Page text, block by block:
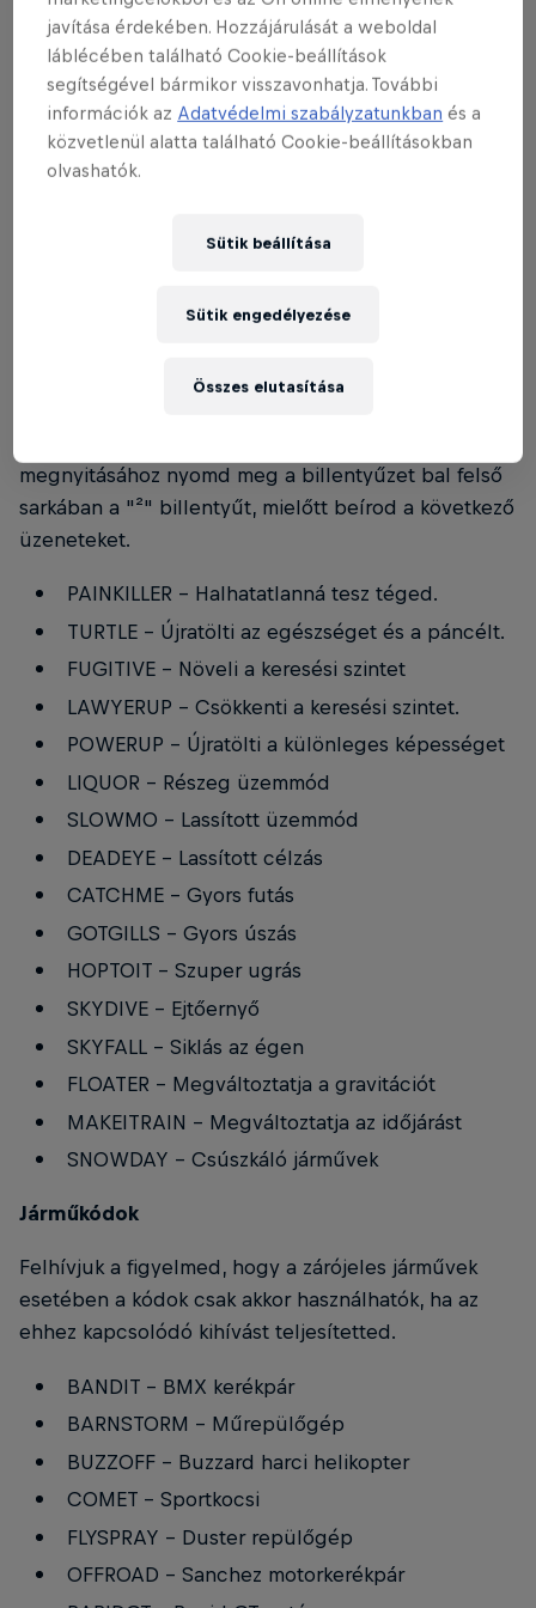
csokorba gyűjtöttünk. Mielőtt azonban benyomnád
a Power gombot, nézd meg a GTA VI trailerét!
PC-n két lehetőséged van: közvetlenül a
megnyitásához nyomd meg a billentyűzet bal felső
sarkában a "²" billentyűt, mielőtt beírod a következő
üzeneteket.
PAINKILLER - Halhatatlanná tesz téged.
TURTLE - Újratölti az egészséget és a páncélt.
FUGITIVE - Növeli a keresési szintet
LAWYERUP - Csökkenti a keresési szintet.
POWERUP - Újratölti a különleges képességet
LIQUOR - Részeg üzemmód
SLOWMO - Lassított üzemmód
DEADEYE - Lassított célzás
CATCHME - Gyors futás
GOTGILLS - Gyors úszás
HOPTOIT - Szuper ugrás
SKYDIVE - Ejtőernyő
SKYFALL - Siklás az égen
FLOATER - Megváltoztatja a gravitációt
MAKEITRAIN - Megváltoztatja az időjárást
SNOWDAY - Csúszkáló járművek
Járműkódok
Felhívjuk a figyelmed, hogy a zárójeles járművek
esetében a kódok csak akkor használhatók, ha az
ehhez kapcsolódó kihívást teljesítetted.
BANDIT - BMX kerékpár
BARNSTORM - Műrepülőgép
BUZZOFF - Buzzard harci helikopter
COMET - Sportkocsi
FLYSPRAY - Duster repülőgép
OFFROAD - Sanchez motorkerékpár
javítása érdekében. Hozzájárulását a weboldal
láblécében található Cookie-beállítások
segítségével bármikor visszavonhatja. További
információk az Adatvédelmi szabályzatunkban és a
közvetlenül alatta található Cookie-beállításokban
olvashatók.
Sütik beállítása
Összes elutasítása
Sütik engedélyezése